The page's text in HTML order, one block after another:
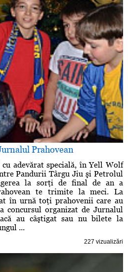
Prahovean
adevărat specială, în Yell Wolf
Pandurii Târgu Jiu şi Petrolul
la sorţi de final de an a
te trimite la meci. La
în urnă toţi prahovenii care au
concursul organizat de Jurnalul
au câştigat sau nu bilete la
...
227 vizualizări